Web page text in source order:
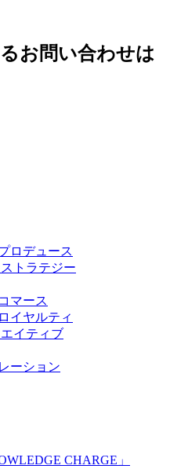
お問い合わせは
ロデュース
トラテジー
マース
イヤルティ
イティブ
ーション
CHARGE」